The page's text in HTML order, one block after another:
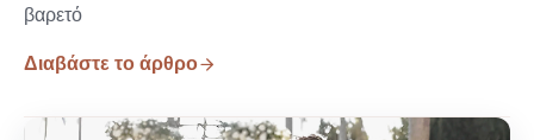
βαρετό
Διαβάστε το άρθρο